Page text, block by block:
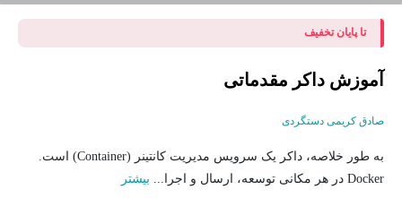
تا پایان تخفیف
آموزش داکر مقدماتی
صادق کریمی دستگردی
به طور خلاصه، داکر یک سرویس مدیریت کانتینر (Container) است.
Docker در هر مکانی توسعه، ارسال و اجرا...
بیشتر